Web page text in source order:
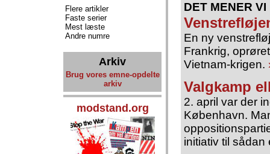
DET MENER VI
En ny
Frankrig,
Vietnam-krigen.
Valgkamp
2. april var der
København.
initiativ til
Flere artikler
Faste serier
Mest læste
Andre numre
Arkiv
Brug vores emne-opdelte
arkiv
modstand.org